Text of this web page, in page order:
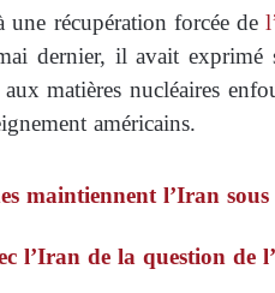
une récupération forcée de
dernier, il avait exprimé
matières nucléaires
américains.
maintiennent l’Iran
l’Iran de la question de